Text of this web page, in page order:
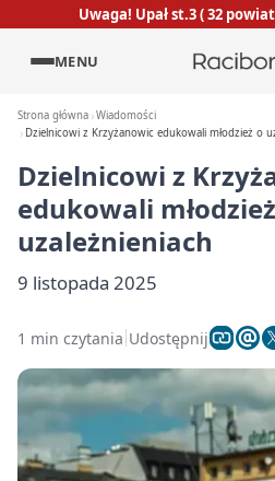
Uwaga! Upał st.3 ( 32
MENU
Strona główna Wiadomości
Dzielnicowi z Krzyżanowic edukowali młodzież o
Dzielnicowi z
edukowali
uzależnieniach
9 listopada 2025
1 min czytania Udostępnij